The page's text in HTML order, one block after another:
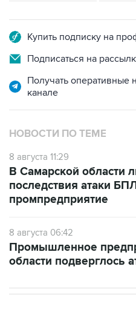
Купить подписку на
Подписаться на
Получать оперативные
канале
НОВОСТИ ПО ТЕМЕ
8 августа 11:29
В Самарской области
последствия атаки
промпредприятие
8 августа 06:42
Промышленное
области подверглось